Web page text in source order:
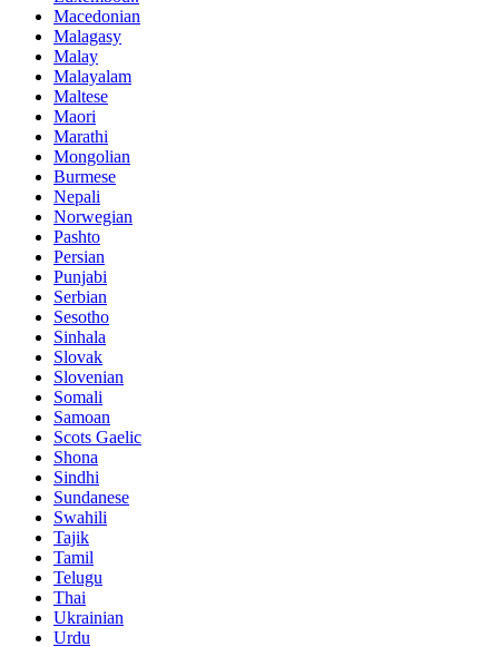
Macedonian
Malagasy
Malay
Malayalam
Maltese
Maori
Marathi
Mongolian
Burmese
Nepali
Norwegian
Pashto
Persian
Punjabi
Serbian
Sesotho
Sinhala
Slovak
Slovenian
Somali
Samoan
Scots Gaelic
Shona
Sindhi
Sundanese
Swahili
Tajik
Tamil
Telugu
Thai
Ukrainian
Urdu